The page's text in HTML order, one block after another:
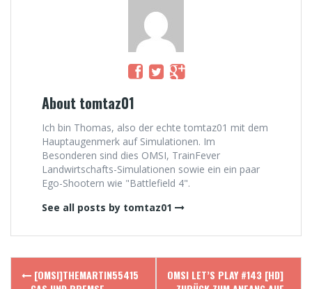
About tomtaz01
Ich bin Thomas, also der echte tomtaz01 mit dem
Hauptaugenmerk auf Simulationen. Im
Besonderen sind dies OMSI, TrainFever
Landwirtschafts-Simulationen sowie ein ein paar
Ego-Shootern wie "Battlefield 4".
See all posts by tomtaz01
Post[OMSI]THEMARTIN55415
OMSI LET’S PLAY #143 [HD]